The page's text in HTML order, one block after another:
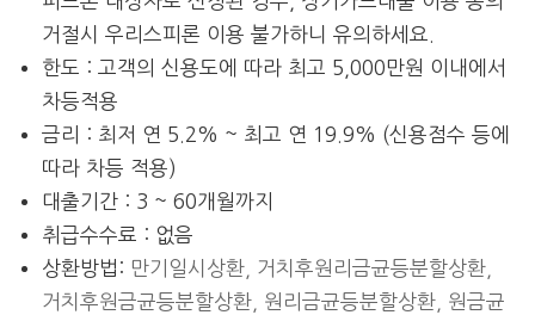
거절시 우리스피론 이용 불가하니 유의하세요.
한도 : 고객의 신용도에 따라 최고 5,000만원 이내에서
차등적용
금리 : 최저 연 5.2% ~ 최고 연 19.9% (신용점수 등에
따라 차등 적용)
대출기간 : 3 ~ 60개월까지
취급수수료 : 없음
상환방법: 만기일시상환, 거치후원리금균등분할상환,
거치후원금균등분할상환, 원리금균등분할상환, 원금균